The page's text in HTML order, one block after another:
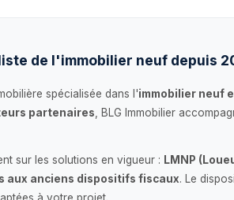
de l'immobilier neuf depuis
spécialisée dans l'immobilier neuf
partenaires , BLG Immobilier
sur les solutions en vigueur : LMNP
aux anciens dispositifs fiscaux. Le